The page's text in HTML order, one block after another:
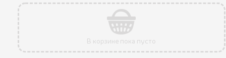
В корзине пока пусто